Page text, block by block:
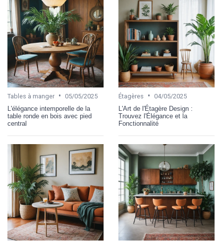
Tables à manger • 05/05/2025
L'élégance intemporelle de la
table ronde en bois avec pied
central
Étagères • 04/05/2025
L'Art de l'Étagère Design :
Trouvez l'Élégance et la
Fonctionnalité